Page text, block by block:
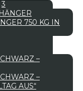
750 KG IN
–
–
AUS“